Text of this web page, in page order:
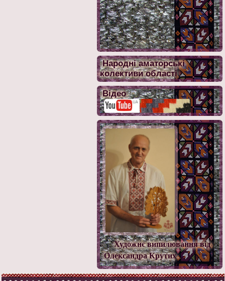
Народні аматорські
колективи області
Відео
Художнє випилювання від
Олександра Крутих